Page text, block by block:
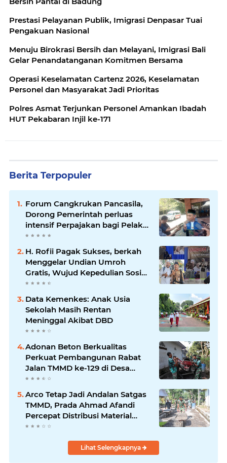
Prestasi Pelayanan Publik, Imigrasi Denpasar Tuai
Pengakuan Nasional
Menuju Birokrasi Bersih dan Melayani, Imigrasi Bali
Gelar Penandatanganan Komitmen Bersama
Operasi Keselamatan Cartenz 2026, Keselamatan
Personel dan Masyarakat Jadi Prioritas
Polres Asmat Terjunkan Personel Amankan Ibadah
HUT Pekabaran Injil ke-171
Berita Terpopuler
Forum Cangkrukan Pancasila,
Dorong Pemerintah perluas
intensif Perpajakan bagi Pelaku
Usaha UMKM.
H. Rofii Pagak Sukses, berkah
Menggelar Undian Umroh
Gratis, Wujud Kepedulian Sosial
berbagi.
Data Kemenkes: Anak Usia
Sekolah Masih Rentan
Meninggal Akibat DBD
Adonan Beton Berkualitas
Perkuat Pembangunan Rabat
Jalan TMMD ke-129 di Desa
Ledoktempuro
Arco Tetap Jadi Andalan Satgas
TMMD, Prada Ahmad Afandi
Percepat Distribusi Material
Pengecoran
Lihat Selengkapnya